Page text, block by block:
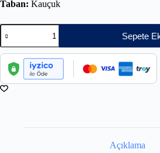
Taban: Kauçuk
Sepete
Açıklama